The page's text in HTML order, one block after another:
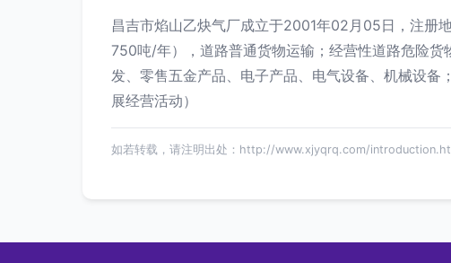
昌吉市焰山乙炔气厂成立于2001年02月05日，注册
750吨/年），道路普通货物运输；经营性道路危险
发、零售五金产品、电子产品、电气设备、机械设
展经营活动）
如若转载，请注明出处：http://www.xjyqrq.com/